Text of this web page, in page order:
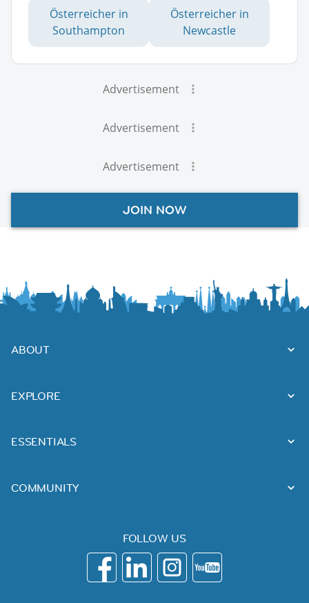
Österreicher in
Southampton
Österreicher in
Newcastle
Advertisement
Advertisement
Advertisement
JOIN NOW
ABOUT
EXPLORE
ESSENTIALS
COMMUNITY
FOLLOW US